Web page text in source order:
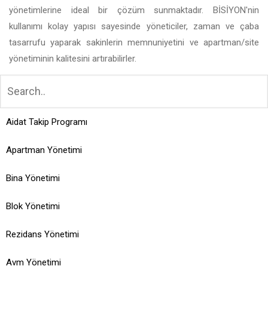
yönetimlerine ideal bir çözüm sunmaktadır. BİSİYON'nin
kullanımı kolay yapısı sayesinde yöneticiler, zaman ve çaba
tasarrufu yaparak sakinlerin memnuniyetini ve apartman/site
yönetiminin kalitesini artırabilirler.
Aidat Takip Programı
Apartman Yönetimi
Bina Yönetimi
Blok Yönetimi
Rezidans Yönetimi
Avm Yönetimi